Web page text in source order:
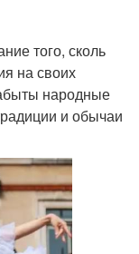
того, сколь
на своих
народные
и обычаи